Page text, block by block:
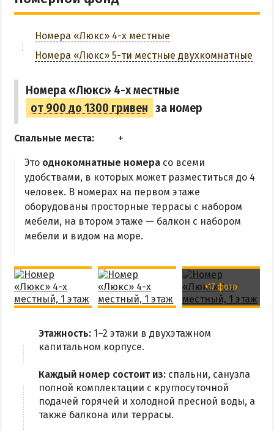
ОТЕЛИ С ПИТАНИЕМ
ГОРЯЧИЕ ИСТОЧНИКИ
Водолечебница
Источники в Стрелковом
Арабатские Термы
Все источники Херсонщины
ЛЕЧЕНИЕ И БАЛЬНЕОЛОГИЯ
Глицериновое Озеро
Зябловское Озеро
Радоновое Озеро
Сиваш
Соленое озеро в Счастливцево
ДОСТОПРИМЕЧАТЕЛЬНОСТИ
ПИТАНИЕ
РАЗВЛЕЧЕНИЯ
Трансфер
ЗАБРОНИРОВАТЬ
Номера «Люкс» 4-х местные
Номера «Люкс» 5-ти местные двухкомнатные
Номера «Люкс» 4-х местные
от 900 до 1300 гривен за номер
Спальные места:
Это однокомнатные номера со всеми
удобствами, в которых может разместиться до 4
человек. В номерах на первом этаже
оборудованы просторные террасы с набором
мебели, на втором этаже — балкон с набором
мебели и видом на море.
+17 фото
Этажность: 1–2 этажи в двухэтажном
капитальном корпусе.
Каждый номер состоит из: спальни, санузла
полной комплектации с круглосуточной
подачей горячей и холодной пресной воды, а
также балкона или террасы.